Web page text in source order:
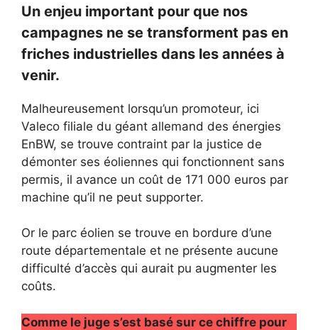
Un enjeu important pour que nos
campagnes ne se transforment pas en
friches industrielles dans les années à
venir.
Malheureusement lorsqu’un promoteur, ici
Valeco filiale du géant allemand des énergies
EnBW, se trouve contraint par la justice de
démonter ses éoliennes qui fonctionnent sans
permis, il avance un coût de 171 000 euros par
machine qu’il ne peut supporter.
Or le parc éolien se trouve en bordure d’une
route départementale et ne présente aucune
difficulté d’accès qui aurait pu augmenter les
coûts.
Comme le juge s’est basé sur ce chiffre pour